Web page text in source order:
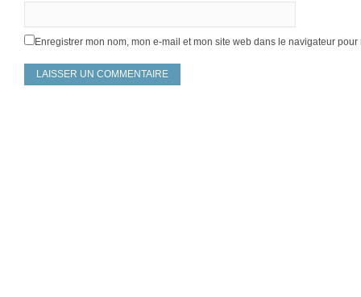
Enregistrer mon nom, mon e-mail et mon site web dans le navigateur